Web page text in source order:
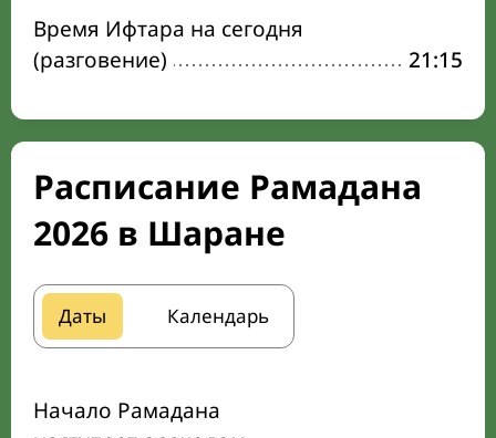
Время Ифтара на сегодня
(разговение)
21:15
Расписание Рамадана
2026 в Шаране
Даты Календарь
Начало Рамадана